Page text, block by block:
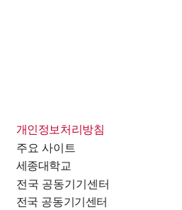
개인정보처리방침
주요 사이트
세종대학교
전국 공동기기센터
전국 공동기기센터